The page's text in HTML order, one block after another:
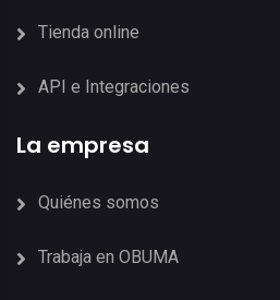
Tienda online
API e Integraciones
La empresa
Quiénes somos
Trabaja en OBUMA